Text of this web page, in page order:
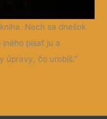
Nech sa dnešok
písať ju a
úpravy, čo urobíš.”